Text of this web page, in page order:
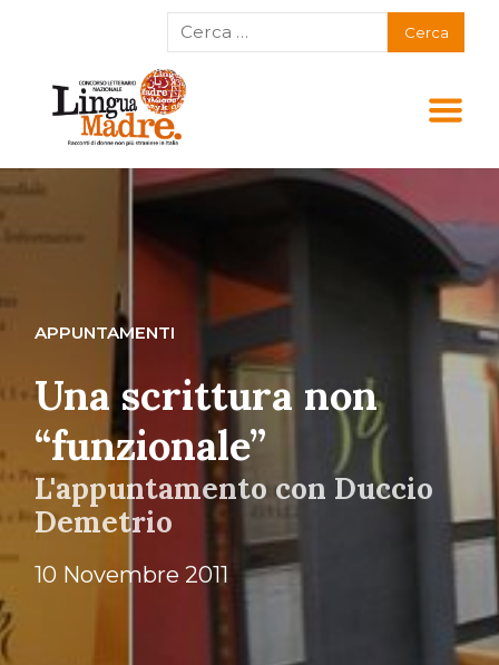
APPUNTAMENTI
Una scrittura non
“funzionale”
L'appuntamento con Duccio
Demetrio
10 Novembre 2011